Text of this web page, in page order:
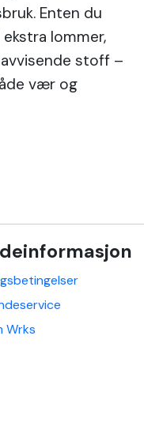
Enten du
lommer,
stoff –
vær og
Wrks